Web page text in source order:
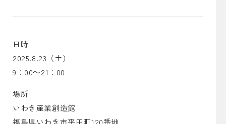
日時
2025.8.23（土）
9：00～21：00
場所
いわき産業創造館
福島県いわき市平田町120番地